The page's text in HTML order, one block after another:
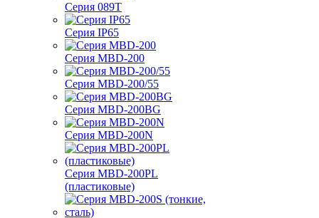
Серия 089T
Серия IP65
Серия MBD-200
Серия MBD-200/55
Серия MBD-200BG
Серия MBD-200N
Серия MBD-200PL
(пластиковые)